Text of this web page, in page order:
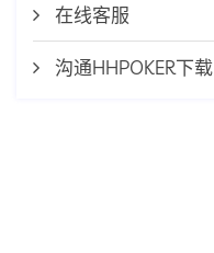
在线客服
沟通HHPOKER下载